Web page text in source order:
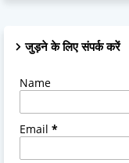
जुड़ने के लिए संपर्क करें
Name
Email *